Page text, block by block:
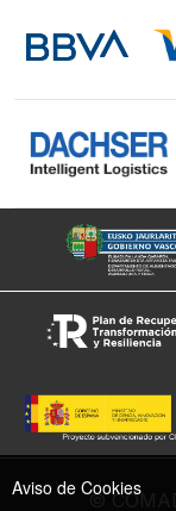
Instagram
Facebook
©
Aviso de Cookies